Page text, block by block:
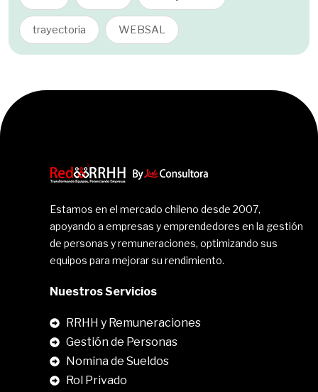
trayectoria WEBSAL
Estamos en el mercado chileno desde 2007,
apoyando a empresas y emprendedores en la gestión
de personas y remuneraciones, optimizando sus
equipos para mejorar su rendimiento.
Nuestros Servicios
RRHH y Remuneraciones
Gestión de Personas
Nomina de Sueldos
Rol Privado